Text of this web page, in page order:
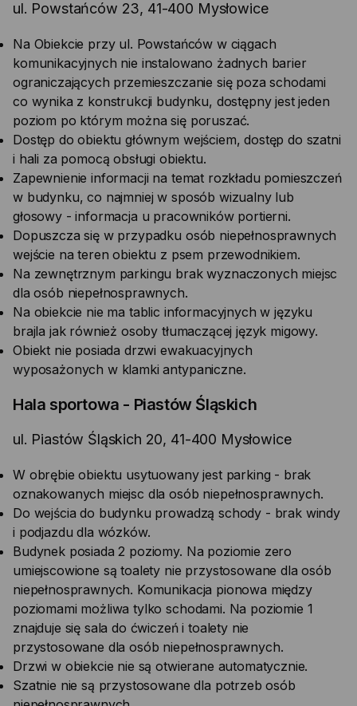
ul. Powstańców 23, 41-400 Mysłowice
Na Obiekcie przy ul. Powstańców w ciągach
komunikacyjnych nie instalowano żadnych barier
ograniczających przemieszczanie się poza schodami
co wynika z konstrukcji budynku, dostępny jest jeden
poziom po którym można się poruszać.
Dostęp do obiektu głównym wejściem, dostęp do szatni
i hali za pomocą obsługi obiektu.
Zapewnienie informacji na temat rozkładu pomieszczeń
w budynku, co najmniej w sposób wizualny lub
głosowy - informacja u pracowników portierni.
Dopuszcza się w przypadku osób niepełnosprawnych
wejście na teren obiektu z psem przewodnikiem.
Na zewnętrznym parkingu brak wyznaczonych miejsc
dla osób niepełnosprawnych.
Na obiekcie nie ma tablic informacyjnych w języku
brajla jak również osoby tłumaczącej język migowy.
Obiekt nie posiada drzwi ewakuacyjnych
wyposażonych w klamki antypaniczne.
Hala sportowa - Piastów Śląskich
ul. Piastów Śląskich 20, 41-400 Mysłowice
W obrębie obiektu usytuowany jest parking - brak
oznakowanych miejsc dla osób niepełnosprawnych.
Do wejścia do budynku prowadzą schody - brak windy
i podjazdu dla wózków.
Budynek posiada 2 poziomy. Na poziomie zero
umiejscowione są toalety nie przystosowane dla osób
niepełnosprawnych. Komunikacja pionowa między
poziomami możliwa tylko schodami. Na poziomie 1
znajduje się sala do ćwiczeń i toalety nie
przystosowane dla osób niepełnosprawnych.
Drzwi w obiekcie nie są otwierane automatycznie.
Szatnie nie są przystosowane dla potrzeb osób